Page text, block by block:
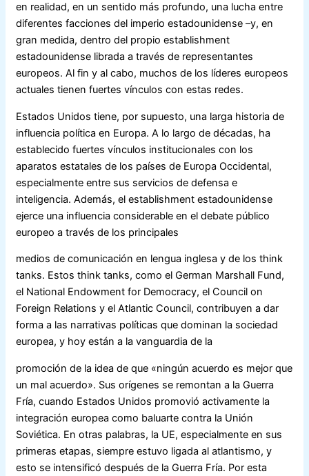
en realidad, en un sentido más profundo, una lucha entre
diferentes facciones del imperio estadounidense ­–y, en
gran medida, dentro del propio establishment
estadounidense­ librada a través de representantes
europeos. Al fin y al cabo, muchos de los líderes europeos
actuales tienen fuertes vínculos con estas redes.
Estados Unidos tiene, por supuesto, una larga historia de
influencia política en Europa. A lo largo de décadas, ha
establecido fuertes vínculos institucionales con los
aparatos estatales de los países de Europa Occidental,
especialmente entre sus servicios de defensa e
inteligencia. Además, el establishment estadounidense
ejerce una influencia considerable en el debate público
europeo a través de los principales
medios de comunicación en lengua inglesa y de los think
tanks. Estos think tanks, como el German Marshall Fund,
el National Endowment for Democracy, el Council on
Foreign Relations y el Atlantic Council, contribuyen a dar
forma a las narrativas políticas que dominan la sociedad
europea, y hoy están a la vanguardia de la
promoción de la idea de que «ningún acuerdo es mejor que
un mal acuerdo». Sus orígenes se remontan a la Guerra
Fría, cuando Estados Unidos promovió activamente la
integración europea como baluarte contra la Unión
Soviética. En otras palabras, la UE, especialmente en sus
primeras etapas, siempre estuvo ligada al atlantismo, y
esto se intensificó después de la Guerra Fría. Por esta